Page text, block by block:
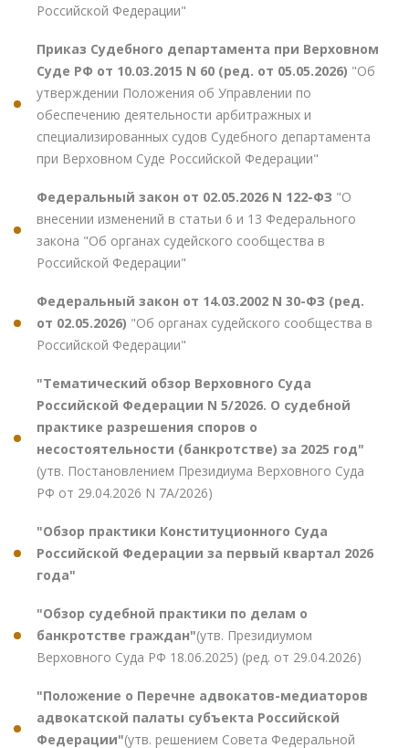
Российской Федерации"
Приказ Судебного департамента при Верховном
Суде РФ от 10.03.2015 N 60 (ред. от 05.05.2026) "Об
утверждении Положения об Управлении по
обеспечению деятельности арбитражных и
специализированных судов Судебного департамента
при Верховном Суде Российской Федерации"
Федеральный закон от 02.05.2026 N 122-ФЗ "О
внесении изменений в статьи 6 и 13 Федерального
закона "Об органах судейского сообщества в
Российской Федерации"
Федеральный закон от 14.03.2002 N 30-ФЗ (ред.
от 02.05.2026) "Об органах судейского сообщества в
Российской Федерации"
"Тематический обзор Верховного Суда
Российской Федерации N 5/2026. О судебной
практике разрешения споров о
несостоятельности (банкротстве) за 2025 год"
(утв. Постановлением Президиума Верховного Суда
РФ от 29.04.2026 N 7А/2026)
"Обзор практики Конституционного Суда
Российской Федерации за первый квартал 2026
года"
"Обзор судебной практики по делам о
банкротстве граждан"(утв. Президиумом
Верховного Суда РФ 18.06.2025) (ред. от 29.04.2026)
"Положение о Перечне адвокатов-медиаторов
адвокатской палаты субъекта Российской
Федерации"(утв. решением Совета Федеральной